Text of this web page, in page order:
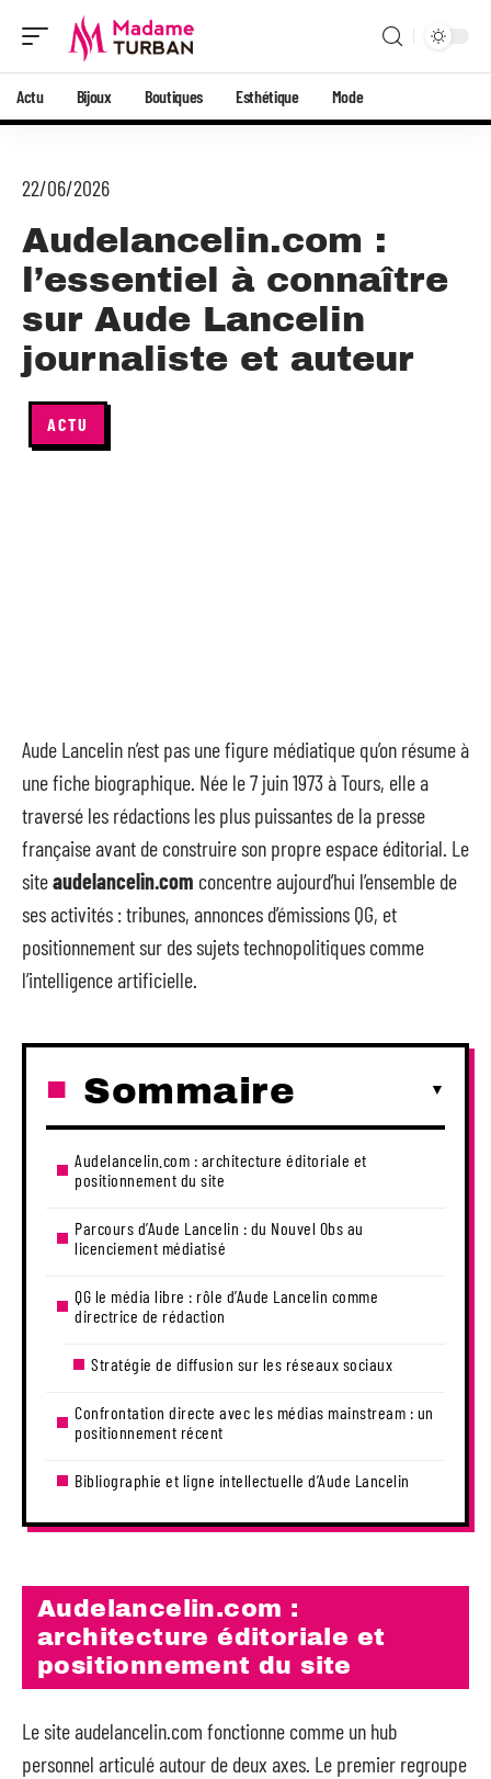
Actu Bijoux Boutiques Esthétique Mode
22/06/2026
Audelancelin.com :
l’essentiel à connaître
sur Aude Lancelin
journaliste et auteur
ACTU
Aude Lancelin n’est pas une figure médiatique qu’on résume à
une fiche biographique. Née le 7 juin 1973 à Tours, elle a
traversé les rédactions les plus puissantes de la presse
française avant de construire son propre espace éditorial. Le
siteaudelancelin.com concentre aujourd’hui l’ensemble de
ses activités : tribunes, annonces d’émissions QG, et
positionnement sur des sujets technopolitiques comme
l’intelligence artificielle.
Sommaire
Audelancelin.com : architecture éditoriale et
positionnement du site
Parcours d’Aude Lancelin : du Nouvel Obs au
licenciement médiatisé
QG le média libre : rôle d’Aude Lancelin comme
directrice de rédaction
Stratégie de diffusion sur les réseaux sociaux
Confrontation directe avec les médias mainstream : un
positionnement récent
Bibliographie et ligne intellectuelle d’Aude Lancelin
Audelancelin.com :
architecture éditoriale et
positionnement du site
Le site audelancelin.com fonctionne comme un hub
personnel articulé autour de deux axes. Le premier regroupe